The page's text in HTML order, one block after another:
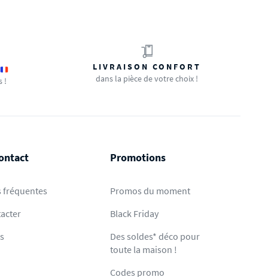
!
LIVRAISON CONFORT
dans la pièce de votre choix !
fréquentes
Promotions
Promos du moment
Black Friday
Des soldes* déco pour
toute la maison !
Codes promo